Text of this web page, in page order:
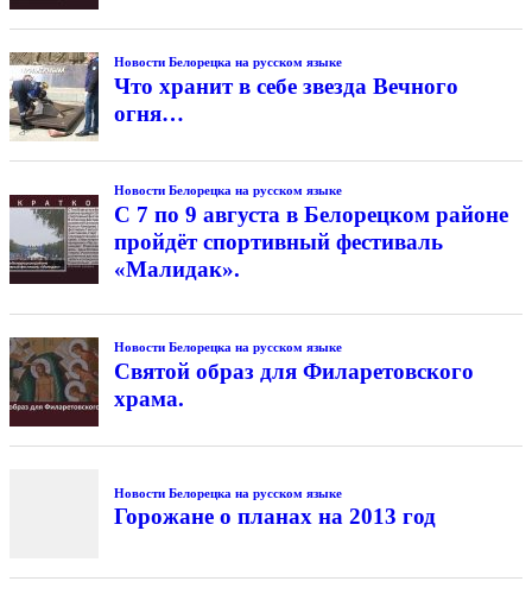
Новости Белорецка на русском языке
Что хранит в себе звезда Вечного
огня…
Новости Белорецка на русском языке
С 7 по 9 августа в Белорецком районе
пройдёт спортивный фестиваль
«Малидак».
Новости Белорецка на русском языке
Святой образ для Филаретовского
храма.
Новости Белорецка на русском языке
Горожане о планах на 2013 год